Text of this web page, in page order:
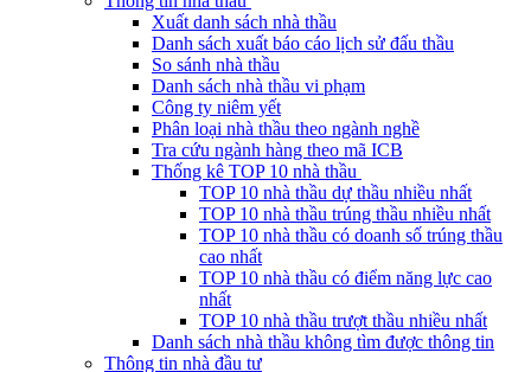
Xuất danh sách nhà thầu
Danh sách xuất báo cáo lịch sử đấu thầu
So sánh nhà thầu
Danh sách nhà thầu vi phạm
Công ty niêm yết
Phân loại nhà thầu theo ngành nghề
Tra cứu ngành hàng theo mã ICB
Thống kê TOP 10 nhà thầu
TOP 10 nhà thầu dự thầu nhiều nhất
TOP 10 nhà thầu trúng thầu nhiều nhất
TOP 10 nhà thầu có doanh số trúng thầu
cao nhất
TOP 10 nhà thầu có điểm năng lực cao
nhất
TOP 10 nhà thầu trượt thầu nhiều nhất
Danh sách nhà thầu không tìm được thông tin
Thông tin nhà đầu tư